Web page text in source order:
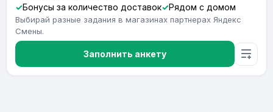
Бонусы за количество доставок
Рядом с домом
Выбирай разные задания в магазинах партнерах Яндекс
Смены.
Заполнить анкету